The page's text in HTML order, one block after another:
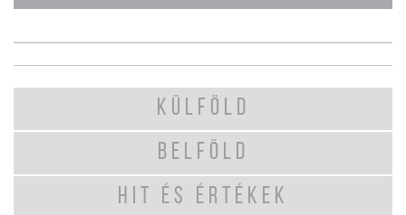
KÜLFÖLD
BELFÖLD
HIT ÉS ÉRTÉKEK